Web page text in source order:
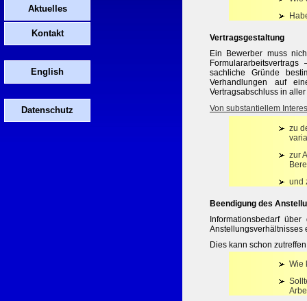
Aktuelles
Kontakt
English
Datenschutz
Vertragsgestaltung
Ein Bewerber muss
sachliche Gründe
Verhandlungen auf
Vertragsabschluss in
Von substantiellem
zu
zur
und
Beendigung des
Informationsbedarf
Anstellungsverhältnisses
Dies kann schon
Wie